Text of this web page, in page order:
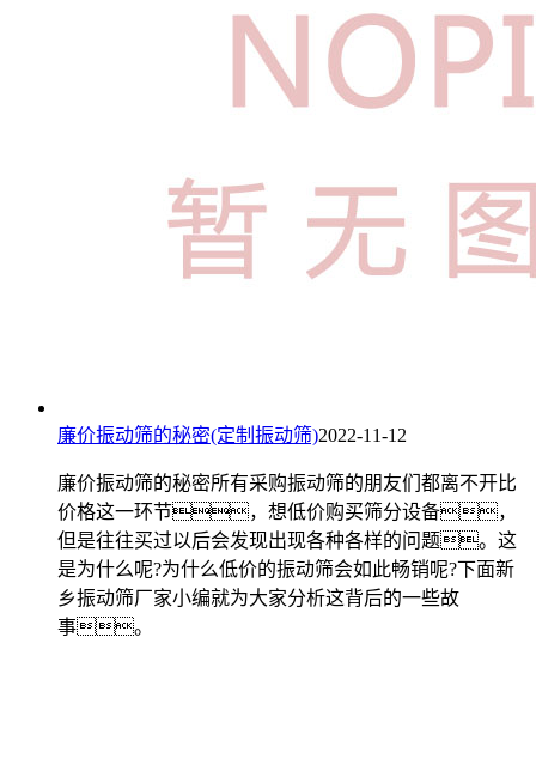
廉价振动筛的秘密(定制振动筛)2022-11-12
廉价振动筛的秘密所有采购振动筛的朋友们都离不开比
价格这一环节，想低价购买筛分设备，
但是往往买过以后会发现出现各种各样的问题。这
是为什么呢?为什么低价的振动筛会如此畅销呢?下面新
乡振动筛厂家小编就为大家分析这背后的一些故
事。